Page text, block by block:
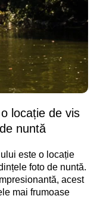
locație de vis
nuntă
este o locație
foto de nuntă.
acest
mai frumoase